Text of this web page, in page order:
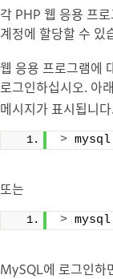
각 PHP 웹 응용 프
계정에 할당할 수 있
웹 응용 프로그램에
로그인하십시오. 아
메시지가 표시됩니
>
또는
>
MySQL에 로그인하